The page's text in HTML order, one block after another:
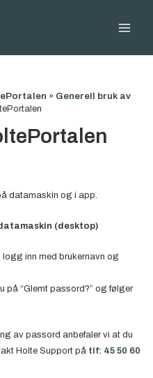
» Generell bruk av
datamaskin og i app.
(desktop)
logg inn med brukernavn og
på “Glemt passord?” og følger
av passord anbefaler vi at du
Holte Support på tlf: 45 50 60